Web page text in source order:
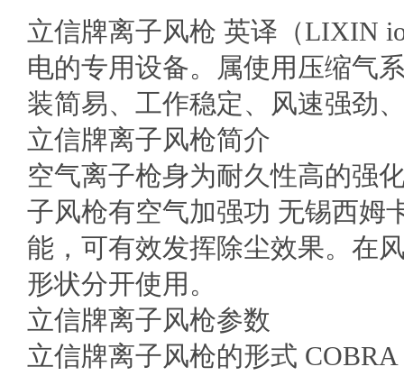
立信牌离子风枪 英译（LIXIN
电的专用设备。属使用压缩气
装简易、工作稳定、风速强劲
立信牌离子风枪简介
空气离子枪身为耐久性高的强
子风枪有空气加强功 无锡西姆
能，可有效发挥除尘效果。在
形状分开使用。
立信牌离子风枪参数
立信牌离子风枪的形式